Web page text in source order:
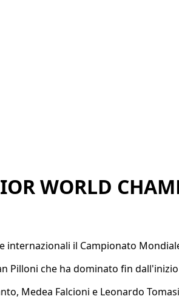
WORLD
il Campionato
Pilloni che ha dominato fin
Medea Falcioni e Leonardo